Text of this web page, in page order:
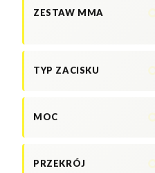
ZESTAW MMA
TYP ZACISKU
MOC
PRZEKRÓJ